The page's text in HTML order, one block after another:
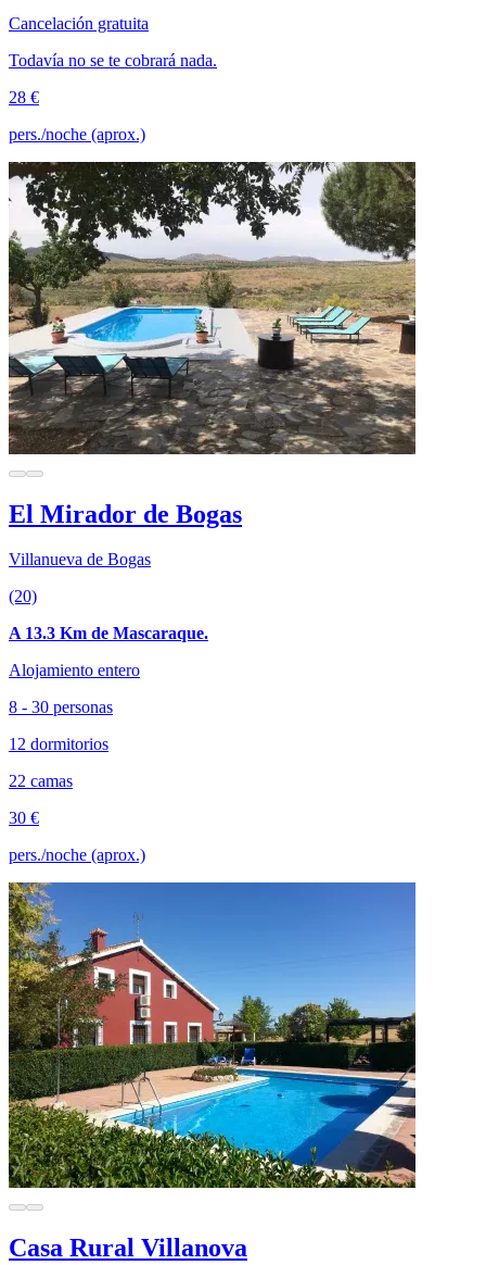
Cancelación gratuita
Todavía no se te cobrará nada.
28 €
pers./noche (aprox.)
El Mirador de Bogas
Villanueva de Bogas
(20)
A 13.3 Km de Mascaraque.
Alojamiento entero
8 - 30 personas
12 dormitorios
22 camas
30 €
pers./noche (aprox.)
Casa Rural Villanova